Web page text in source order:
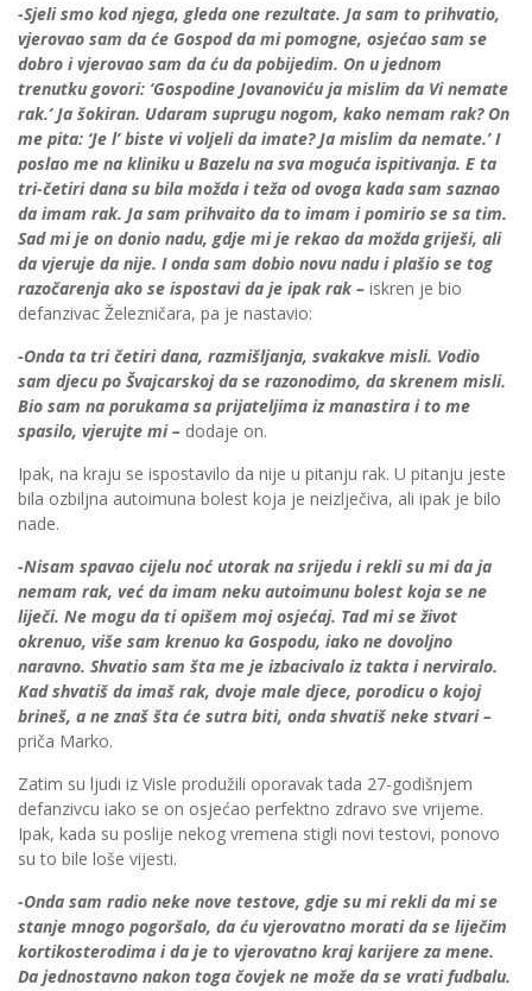
-Sjeli smo kod njega, gleda one rezultate. Ja sam to prihvatio,
vjerovao sam da će Gospod da mi pomogne, osjećao sam se
dobro i vjerovao sam da ću da pobijedim. On u jednom
trenutku govori: ‘Gospodine Jovanoviću ja mislim da Vi nemate
rak.’ Ja šokiran. Udaram suprugu nogom, kako nemam rak? On
me pita: ‘Je l’ biste vi voljeli da imate? Ja mislim da nemate.’ I
poslao me na kliniku u Bazelu na sva moguća ispitivanja. E ta
tri-četiri dana su bila možda i teža od ovoga kada sam saznao
da imam rak. Ja sam prihvaito da to imam i pomirio se sa tim.
Sad mi je on donio nadu, gdje mi je rekao da možda griješi, ali
da vjeruje da nije. I onda sam dobio novu nadu i plašio se tog
razočarenja ako se ispostavi da je ipak rak – iskren je bio
defanzivac Železničara, pa je nastavio:
-Onda ta tri četiri dana, razmišljanja, svakakve misli. Vodio
sam djecu po Švajcarskoj da se razonodimo, da skrenem misli.
Bio sam na porukama sa prijateljima iz manastira i to me
spasilo, vjerujte mi – dodaje on.
Ipak, na kraju se ispostavilo da nije u pitanju rak. U pitanju jeste
bila ozbiljna autoimuna bolest koja je neizlječiva, ali ipak je bilo
nade.
-Nisam spavao cijelu noć utorak na srijedu i rekli su mi da ja
nemam rak, već da imam neku autoimunu bolest koja se ne
liječi. Ne mogu da ti opišem moj osjećaj. Tad mi se život
okrenuo, više sam krenuo ka Gospodu, iako ne dovoljno
naravno. Shvatio sam šta me je izbacivalo iz takta i nerviralo.
Kad shvatiš da imaš rak, dvoje male djece, porodicu o kojoj
brineš, a ne znaš šta će sutra biti, onda shvatiš neke stvari –
priča Marko.
Zatim su ljudi iz Visle produžili oporavak tada 27-godišnjem
defanzivcu iako se on osjećao perfektno zdravo sve vrijeme.
Ipak, kada su poslije nekog vremena stigli novi testovi, ponovo
su to bile loše vijesti.
-Onda sam radio neke nove testove, gdje su mi rekli da mi se
stanje mnogo pogoršalo, da ću vjerovatno morati da se liječim
kortikosterodima i da je to vjerovatno kraj karijere za mene.
Da jednostavno nakon toga čovjek ne može da se vrati fudbalu.